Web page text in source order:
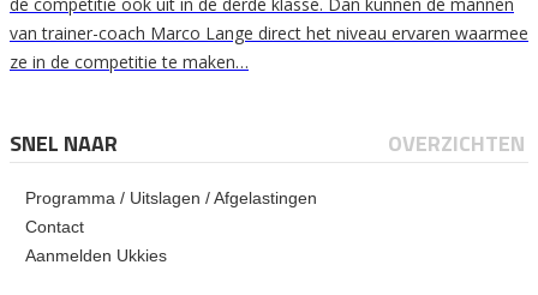
van trainer-coach Marco Lange direct het niveau ervaren waarmee
ze in de competitie te maken…
SNEL NAAR OVERZICHTEN
Programma / Uitslagen / Afgelastingen
Contact
Aanmelden Ukkies